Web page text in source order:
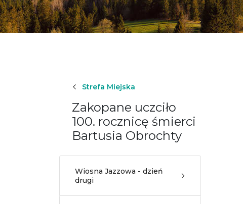
Strefa Miejska
Zakopane uczciło
100. rocznicę śmierci
Bartusia Obrochty
Wiosna Jazzowa - dzień
drugi